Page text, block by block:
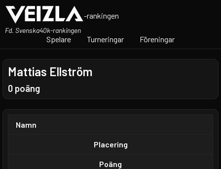
-rankingen
Fd. Svenska40k-rankingen
Spelare Turneringar Föreningar
Mattias Ellström
0 poäng
Namn
Placering
Poäng